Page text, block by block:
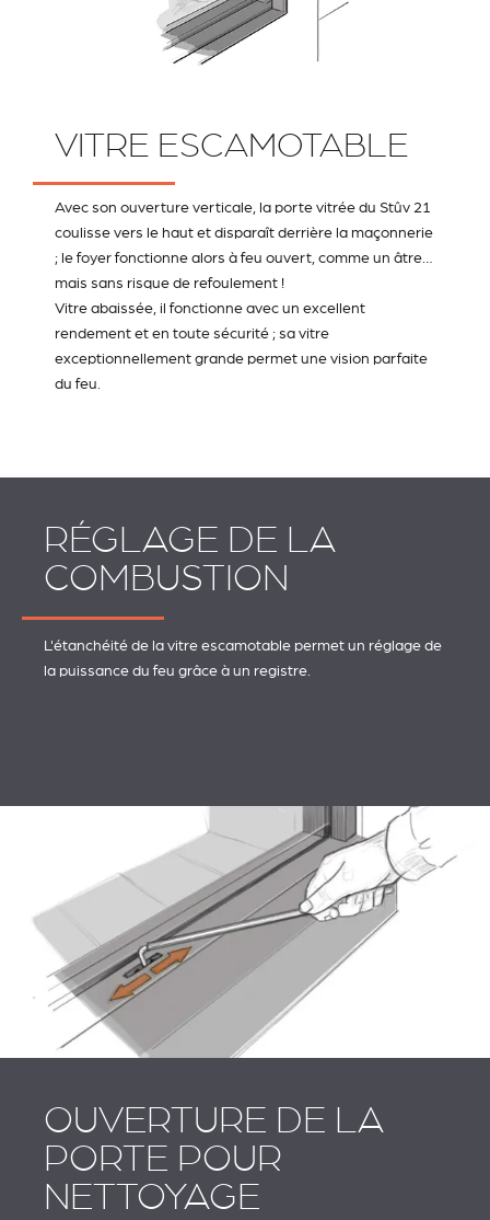
VITRE ESCAMOTABLE
Avec son ouverture verticale, la porte vitrée du Stûv 21
coulisse vers le haut et disparaît derrière la maçonnerie
; le foyer fonctionne alors à feu ouvert, comme un âtre…
mais sans risque de refoulement !
Vitre abaissée, il fonctionne avec un excellent
rendement et en toute sécurité ; sa vitre
exceptionnellement grande permet une vision parfaite
du feu.
RÉGLAGE DE LA
COMBUSTION
L'étanchéité de la vitre escamotable permet un réglage de
la puissance du feu grâce à un registre.
OUVERTURE DE LA
PORTE POUR
NETTOYAGE